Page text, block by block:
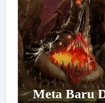
Meta Baru